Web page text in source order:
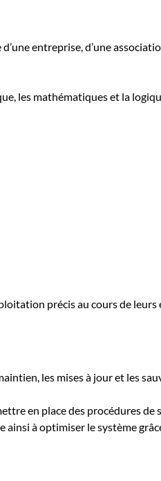
d’une entreprise, d’une
les mathématiques et la
précis au cours de leurs
les mises à jour et les
en place des procédures de
à optimiser le système